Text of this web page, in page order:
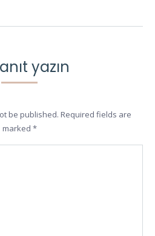
yazın
be published. Required fields are
marked *